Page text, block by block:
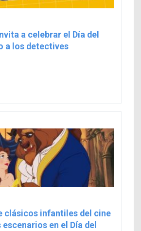
a celebrar el Día del
a los detectives
clásicos infantiles del cine
en el Día del